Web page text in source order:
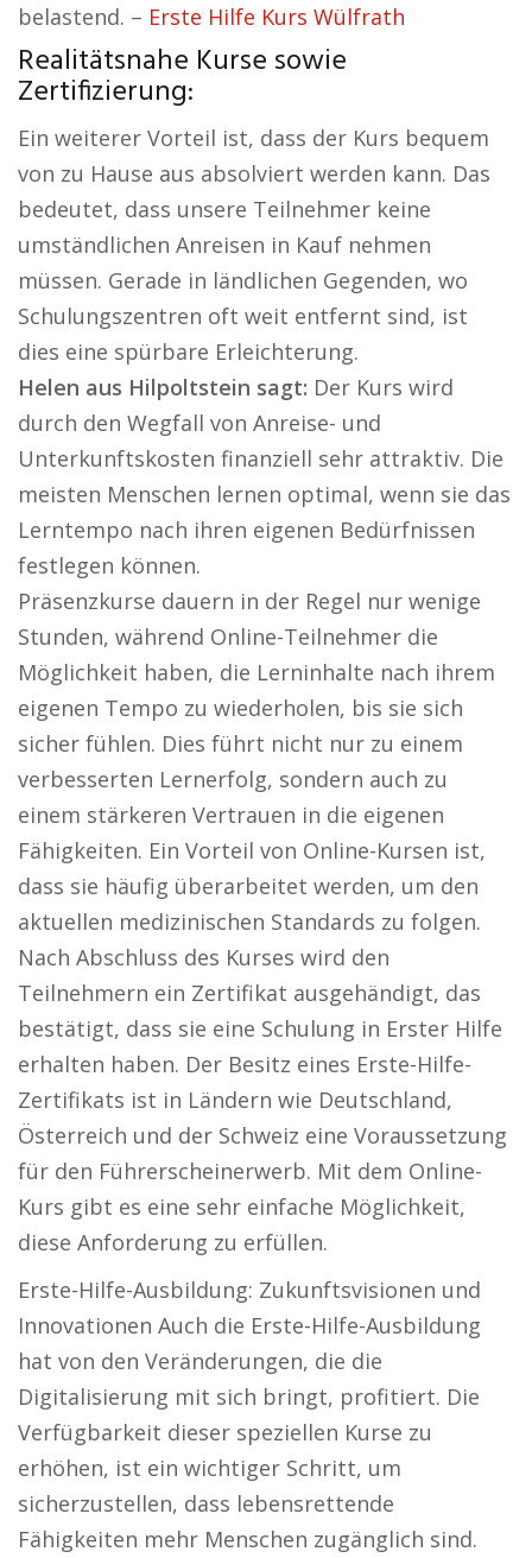
belastend. – Erste Hilfe Kurs Wülfrath
Realitätsnahe Kurse sowie
Zertifizierung:
Ein weiterer Vorteil ist, dass der Kurs bequem
von zu Hause aus absolviert werden kann. Das
bedeutet, dass unsere Teilnehmer keine
umständlichen Anreisen in Kauf nehmen
müssen. Gerade in ländlichen Gegenden, wo
Schulungszentren oft weit entfernt sind, ist
dies eine spürbare Erleichterung.
Helen aus Hilpoltstein sagt: Der Kurs wird
durch den Wegfall von Anreise- und
Unterkunftskosten finanziell sehr attraktiv. Die
meisten Menschen lernen optimal, wenn sie das
Lerntempo nach ihren eigenen Bedürfnissen
festlegen können.
Präsenzkurse dauern in der Regel nur wenige
Stunden, während Online-Teilnehmer die
Möglichkeit haben, die Lerninhalte nach ihrem
eigenen Tempo zu wiederholen, bis sie sich
sicher fühlen. Dies führt nicht nur zu einem
verbesserten Lernerfolg, sondern auch zu
einem stärkeren Vertrauen in die eigenen
Fähigkeiten. Ein Vorteil von Online-Kursen ist,
dass sie häufig überarbeitet werden, um den
aktuellen medizinischen Standards zu folgen.
Nach Abschluss des Kurses wird den
Teilnehmern ein Zertifikat ausgehändigt, das
bestätigt, dass sie eine Schulung in Erster Hilfe
erhalten haben. Der Besitz eines Erste-Hilfe-
Zertifikats ist in Ländern wie Deutschland,
Österreich und der Schweiz eine Voraussetzung
für den Führerscheinerwerb. Mit dem Online-
Kurs gibt es eine sehr einfache Möglichkeit,
diese Anforderung zu erfüllen.
Erste-Hilfe-Ausbildung: Zukunftsvisionen und
Innovationen Auch die Erste-Hilfe-Ausbildung
hat von den Veränderungen, die die
Digitalisierung mit sich bringt, profitiert. Die
Verfügbarkeit dieser speziellen Kurse zu
erhöhen, ist ein wichtiger Schritt, um
sicherzustellen, dass lebensrettende
Fähigkeiten mehr Menschen zugänglich sind.